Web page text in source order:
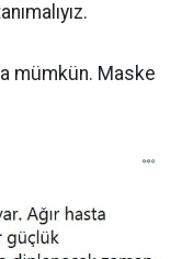
mümkün. Maske